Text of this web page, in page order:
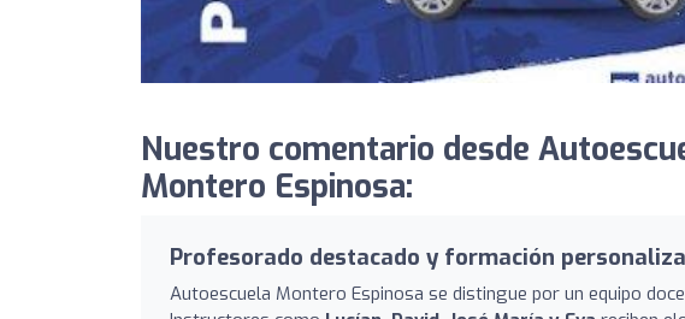
Nuestro comentario desde
Montero Espinosa:
Profesorado destacado y formación
Autoescuela Montero Espinosa se distingue por un equipo